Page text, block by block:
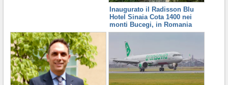
Inaugurato il Radisson Blu
Hotel Sinaia Cota 1400 nei
monti Bucegi, in Romania